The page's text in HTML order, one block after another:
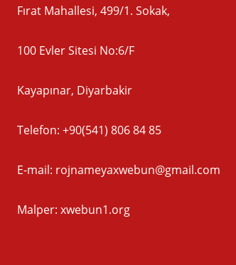
Fırat Mahallesi, 499/1. Sokak,
100 Evler Sitesi No:6/F
Kayapınar, Diyarbakir
Telefon: +90(541) 806 84 85
E-mail: rojnameyaxwebun@gmail.com
Malper: xwebun1.org